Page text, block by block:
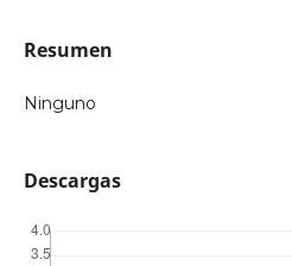
Resumen
Ninguno
Descargas